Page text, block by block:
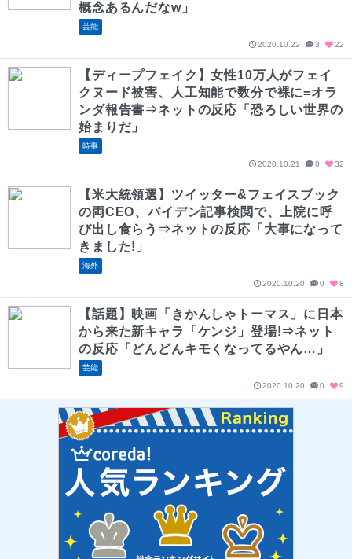
概念あるんだなw」
芸能
2020.10.22 3 22
【ディープフェイク】女性10万人がフェイ
クヌード被害、人工知能で数分で裸に=オラ
ンダ報告書⇒ネットの反応「恐ろしい世界の
始まりだ」
時事
2020.10.21 0 32
【米大統領選】ツイッター&フェイスブック
の両CEO、バイデン記事検閲で、上院に呼
び出し食らう⇒ネットの反応「大事になって
きました!」
海外
2020.10.20 0 8
【話題】映画「きかんしゃトーマス」に日本
から来た新キャラ「ケンジ」登場!⇒ネット
の反応「どんどんキモくなってるやん…」
芸能
2020.10.20 0 9